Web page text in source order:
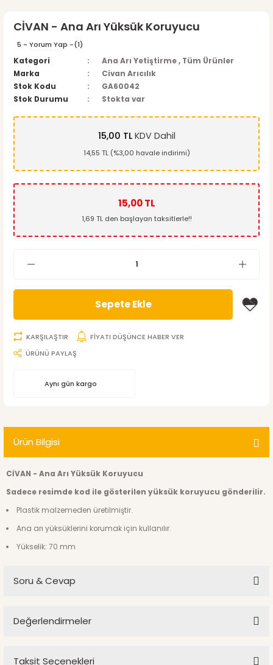
CİVAN - Ana Arı Yüksük Koruyucu
5 - Yorum Yap -(1)
Kategori
Ana Arı Yetiştirme, Tüm Ürünler
Marka
Civan Arıcılık
Stok Kodu
GA60042
Stok Durumu
Stokta var
15,00 TLKDV Dahil
14,55 TL (%3,00 havale indirimi)
15,00 TL
1,69 TL den başlayan taksitlerle!!
Sepete Ekle
KARŞILAŞTIR
FİYATI DÜŞÜNCE HABER VER
ÜRÜNÜ PAYLAŞ
Aynı gün kargo
Ürün Bilgisi
CİVAN - Ana Arı Yüksük Koruyucu
Sadece resimde kod ile gösterilen yüksük koruyucu gönderilir.
Plastik malzemeden üretilmiştir.
Ana arı yüksüklerini korumak için kullanılır.
Yükselik: 70 mm
Soru & Cevap
Değerlendirmeler
Taksit Seçenekleri